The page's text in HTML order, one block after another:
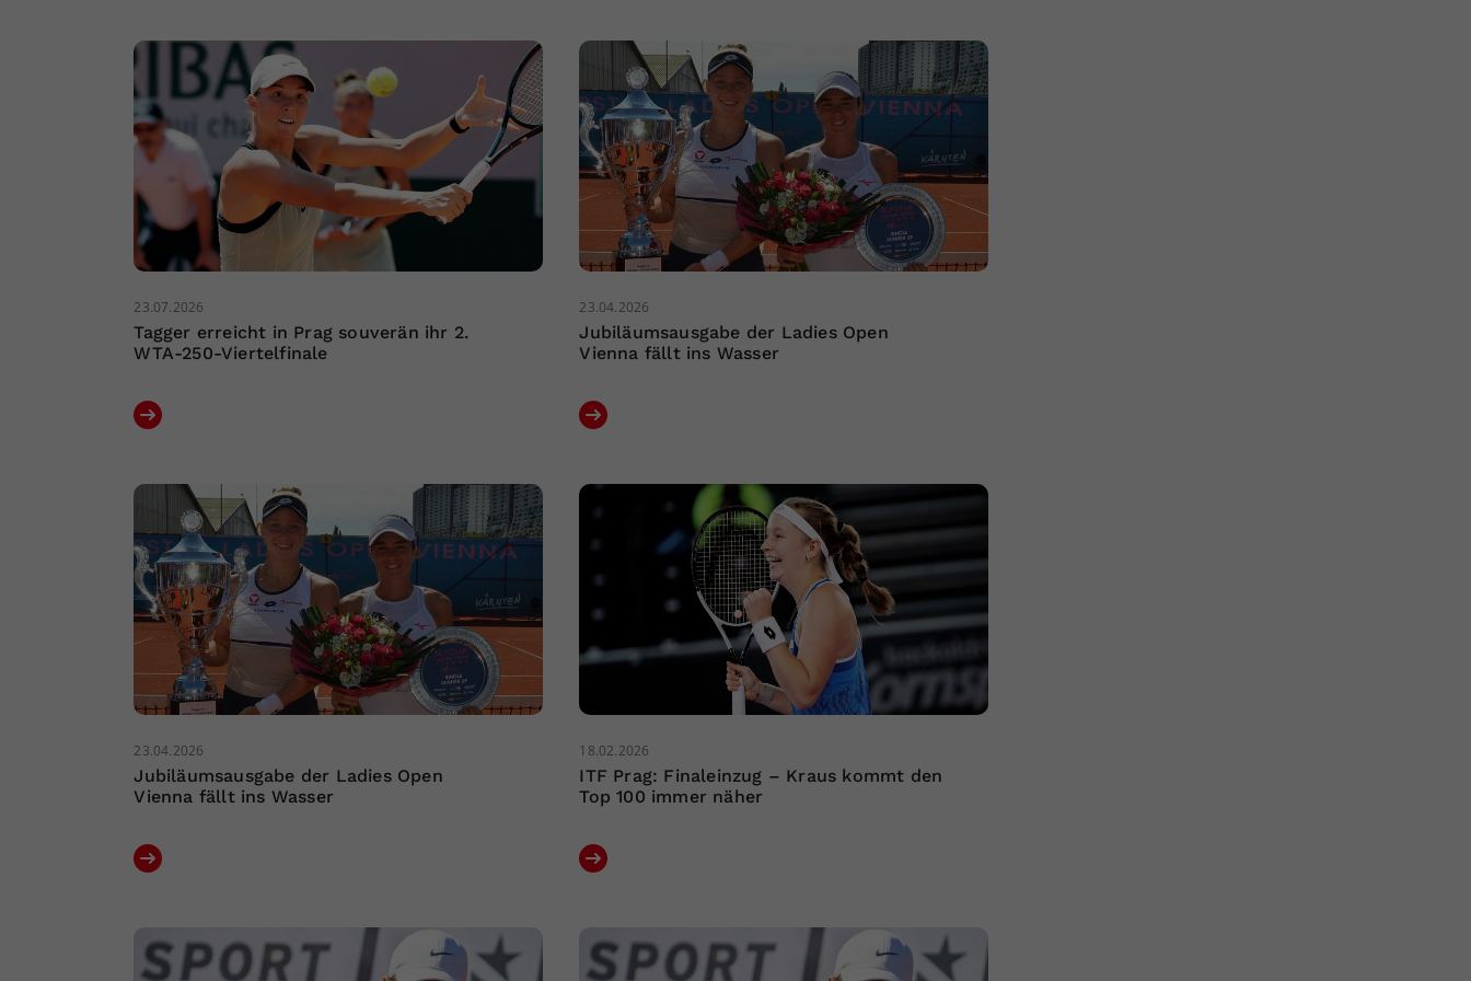
23.07.2026
Tagger erreicht in Prag souverän ihr 2.
WTA-250-Viertelfinale
23.04.2026
Jubiläumsausgabe der Ladies Open
Vienna fällt ins Wasser
23.04.2026
Jubiläumsausgabe der Ladies Open
Vienna fällt ins Wasser
18.02.2026
ITF Prag: Finaleinzug – Kraus kommt den
Top 100 immer näher